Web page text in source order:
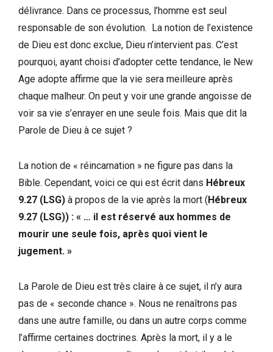
délivrance. Dans ce processus, l’homme est seul
responsable de son évolution. La notion de l’existence
de Dieu est donc exclue, Dieu n’intervient pas. C’est
pourquoi, ayant choisi d’adopter cette tendance, le New
Age adopte affirme que la vie sera meilleure après
chaque malheur. On peut y voir une grande angoisse de
voir sa vie s’enrayer en une seule fois. Mais que dit la
Parole de Dieu à ce sujet ?
La notion de « réincarnation » ne figure pas dans la
Bible. Cependant, voici ce qui est écrit dans Hébreux
9.27 (LSG) à propos de la vie après la mort (Hébreux
9.27 (LSG)) : « … il est réservé aux hommes de
mourir une seule fois, après quoi vient le
jugement. »
La Parole de Dieu est très claire à ce sujet, il n’y aura
pas de « seconde chance ». Nous ne renaîtrons pas
dans une autre famille, ou dans un autre corps comme
l’affirme certaines doctrines. Après la mort, il y a le